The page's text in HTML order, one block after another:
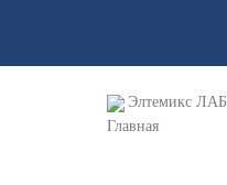
Элтемикс ЛАБ